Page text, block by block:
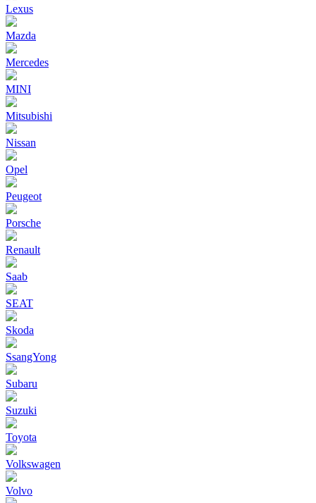
Lexus
Mazda
Mercedes
MINI
Mitsubishi
Nissan
Opel
Peugeot
Porsche
Renault
Saab
SEAT
Skoda
SsangYong
Subaru
Suzuki
Toyota
Volkswagen
Volvo